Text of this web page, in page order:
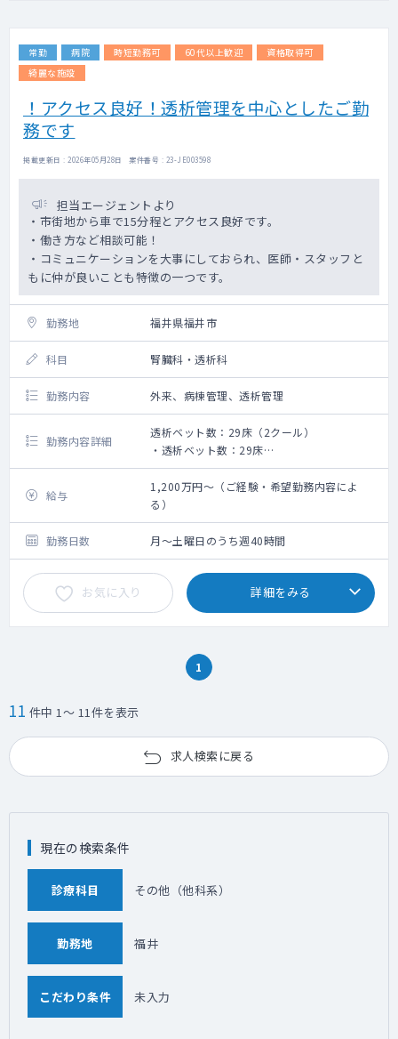
常勤 病院 時短勤務可 60代以上歓迎
資格取得可
綺麗な施設
！アクセス良好！透析管理を中心としたご勤
務です
掲載更新日 : 2026年05月28日 案件番号 : 23-JE003598
担当エージェントより
・市街地から車で15分程とアクセス良好です。
・働き方など相談可能！
・コミュニケーションを大事にしておられ、医師・スタッフと
もに仲が良いことも特徴の一つです。
勤務地 福井県福井市
科目 腎臓科・透析科
勤務内容 外来、病棟管理、透析管理
勤務内容詳細
透析ベット数：29床（2クール）
・透析ベット数：29床
・スケジュール：２クール
透析センター業務を中心にご担当いただける
先生を探しています。
給与
1,200万円～（ご経験・希望勤務内容によ
る）
勤務日数 月～土曜日のうち週40時間
お気に入り 詳細をみる
1
11 件中 1～ 11件を表示
求人検索に戻る
現在の検索条件
診療科目 その他（他科系）
勤務地 福井
こだわり条件 未入力